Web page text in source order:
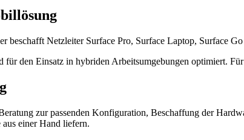
beschafft Netzleiter Surface Pro, Surface Laptop,
für den Einsatz in hybriden Arbeitsumgebungen optimiert.
zur passenden Konfiguration, Beschaffung der
einer Hand liefern.